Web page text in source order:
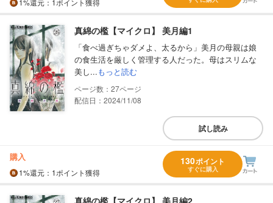
1%還元 ：1ポイント獲得
真綿の檻【マイクロ】 美月編1
「食べ過ぎちゃダメよ、太るから」美月の母親は娘
の食生活を厳しく管理する人だった。母はスリムな
美し...もっと読む
27
配信日：2024/11/08
試し読み
購入
1%還元 ：1ポイント獲得
130ポイント
すぐに購入